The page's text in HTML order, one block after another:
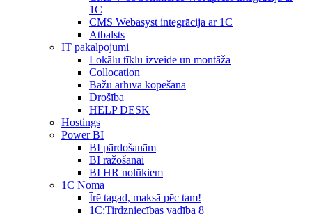
1C
CMS Webasyst integrācija ar 1C
Atbalsts
IT pakalpojumi
Lokālu tīklu izveide un montāža
Collocation
Bāžu arhīva kopēšana
Drošība
HELP DESK
Hostings
Power BI
BI pārdošanām
BI ražošanai
BI HR nolūkiem
1C Noma
Īrē tagad, maksā pēc tam!
1С:Tirdzniecības vadība 8